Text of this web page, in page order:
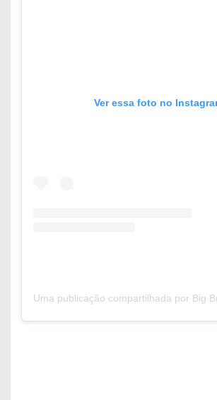
Ver essa foto no
Uma publicação compartilhada por Big